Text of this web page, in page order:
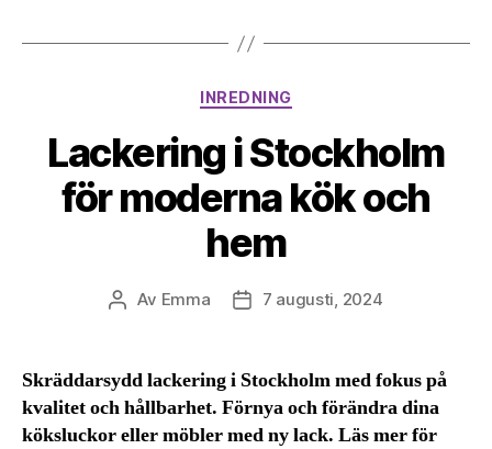
Kategorier
INREDNING
Lackering i Stockholm
för moderna kök och
hem
Inläggsförfattare
Av Emma Inläggsdatum
7 augusti, 2024
Skräddarsydd lackering i Stockholm med fokus på
kvalitet och hållbarhet. Förnya och förändra dina
köksluckor eller möbler med ny lack. Läs mer för